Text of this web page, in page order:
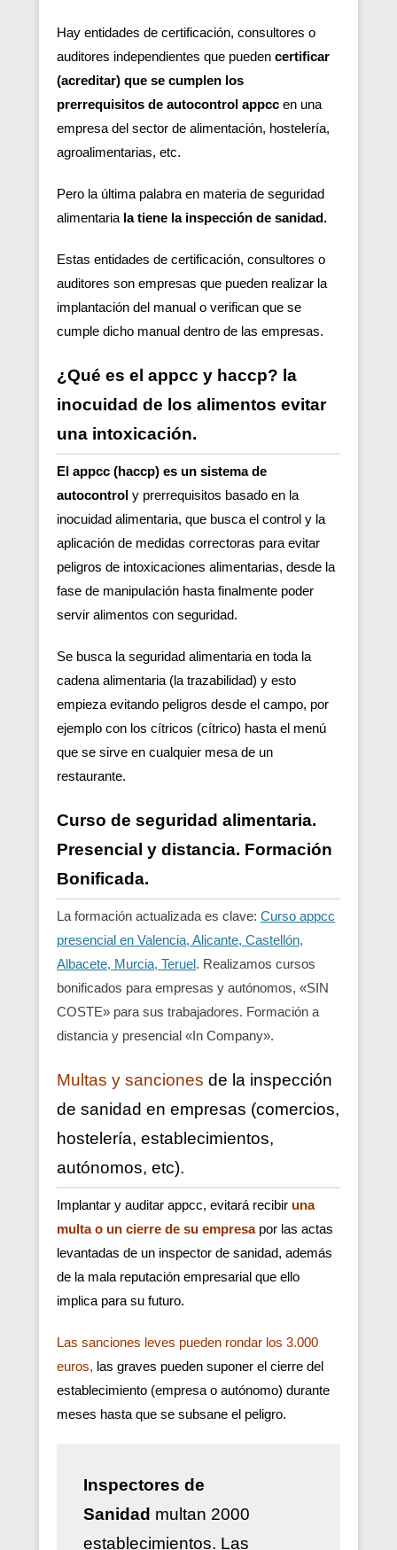
Hay entidades de certificación, consultores o
auditores independientes que pueden certificar
(acreditar) que se cumplen los
prerrequisitos de autocontrol appcc en una
empresa del sector de alimentación, hostelería,
agroalimentarias, etc.
Pero la última palabra en materia de seguridad
alimentaria la tiene la inspección de sanidad.
Estas entidades de certificación, consultores o
auditores son empresas que pueden realizar la
implantación del manual o verifican que se
cumple dicho manual dentro de las empresas.
¿Qué es el appcc y haccp? la
inocuidad de los alimentos evitar
una intoxicación.
El appcc (haccp) es un sistema de
autocontrol y prerrequisitos basado en la
inocuidad alimentaria, que busca el control y la
aplicación de medidas correctoras para evitar
peligros de intoxicaciones alimentarias, desde la
fase de manipulación hasta finalmente poder
servir alimentos con seguridad.
Se busca la seguridad alimentaria en toda la
cadena alimentaria (la trazabilidad) y esto
empieza evitando peligros desde el campo, por
ejemplo con los cítricos (cítrico) hasta el menú
que se sirve en cualquier mesa de un
restaurante.
Curso de seguridad alimentaria.
Presencial y distancia. Formación
Bonificada.
La formación actualizada es clave: Curso appcc
presencial en Valencia, Alicante, Castellón,
Albacete, Murcia, Teruel. Realizamos cursos
bonificados para empresas y autónomos, «SIN
COSTE» para sus trabajadores. Formación a
distancia y presencial «In Company».
Multas y sanciones de la inspección
de sanidad en empresas (comercios,
hostelería, establecimientos,
autónomos, etc).
Implantar y auditar appcc, evitará recibir una
multa o un cierre de su empresa por las actas
levantadas de un inspector de sanidad, además
de la mala reputación empresarial que ello
implica para su futuro.
Las sanciones leves pueden rondar los 3.000
euros, las graves pueden suponer el cierre del
establecimiento (empresa o autónomo) durante
meses hasta que se subsane el peligro.
Inspectores de
Sanidad multan 2000
establecimientos. Las